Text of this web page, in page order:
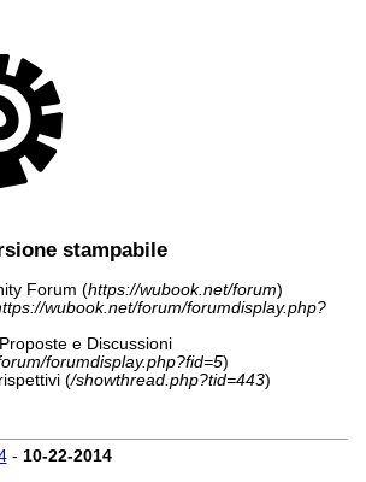
stampabile
Forum (https://wubook.net/forum)
wubook.net/forum/forumdisplay.php?
e Discussioni
forumdisplay.php?fid=5)
(/showthread.php?tid=443)
- 10-22-2014